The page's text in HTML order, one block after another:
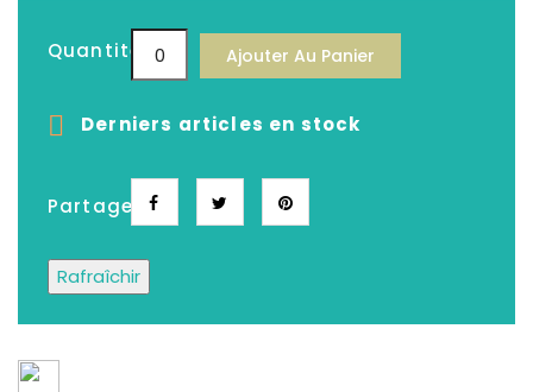
Quantité Ajouter Au Panier
 Derniers articles en stock
Partager